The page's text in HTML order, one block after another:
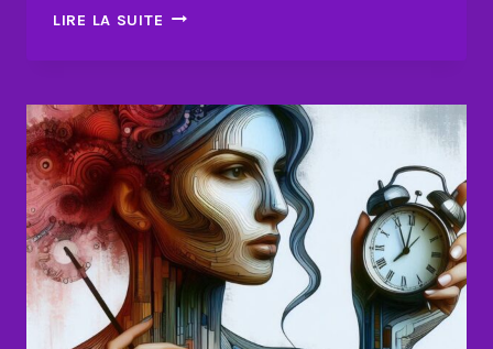
LIRE LA SUITE COMMENT
CHAQUE
ASPECT
DE
TA
VIE